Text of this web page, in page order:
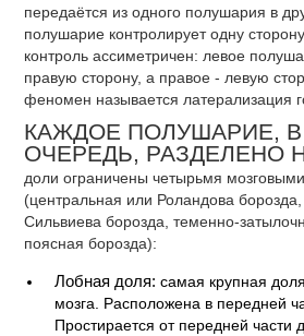
передаётся из одного полушария в
полушарие контролирует одну
контроль ассиметричен: левое
правую сторону, а правое - левую
феномен называется латерализация
КАЖДОЕ ПОЛУШАРИЕ,
ОЧЕРЕДЬ, РАЗДЕЛЕНО
доли ограничены четырьмя
(центральная или Роландова
Сильвиева борозда, теменно-
поясная борозда):
Лобная доля: самая крупная
мозга. Расположена в передней
Простирается от передней части